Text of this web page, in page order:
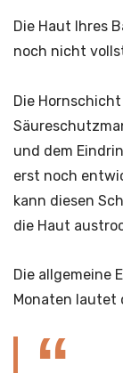
Die Haut Ihres
noch nicht
Die
und dem
erst noch
kann diesen
die Haut
Die allgemeine
Monaten lautet